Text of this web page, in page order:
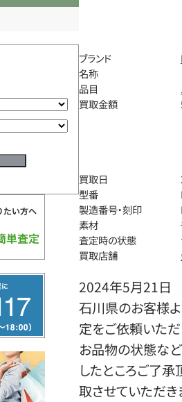
ブランド
名称
品目
買取金額
買取日
型番
製造番号・刻印
素材
査定時の状態
買取店舗
2024年5月21日
石川県のお客様よ
定をご依頼いただ
お品物の状態など
したところご了
取させていただき